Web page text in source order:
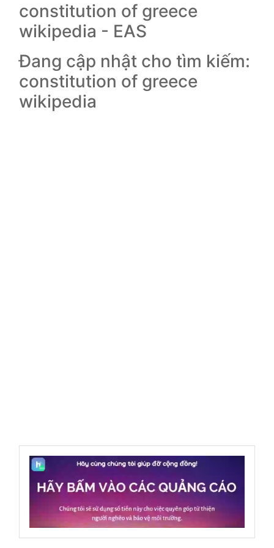
constitution of greece
wikipedia - EAS
Đang cập nhật cho tìm kiếm:
constitution of greece
wikipedia